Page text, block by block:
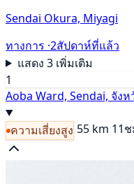
Sendai Okura, Miyagi
ทางการ ·2สัปดาห์ที่แล้ว
แสดง 3 เพิ่มเติม
1
Aoba Ward, Sendai, จังห
ความเสี่ยงสูง 55 km 11